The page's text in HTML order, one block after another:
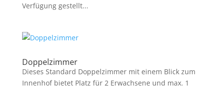
Verfügung gestellt...
Doppelzimmer
Dieses Standard Doppelzimmer mit einem Blick zum
Innenhof bietet Platz für 2 Erwachsene und max. 1